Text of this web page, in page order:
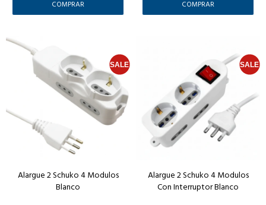
Alargue 2 Schuko 4 Modulos
Blanco
Alargue 2 Schuko 4 Modulos
Con Interruptor Blanco